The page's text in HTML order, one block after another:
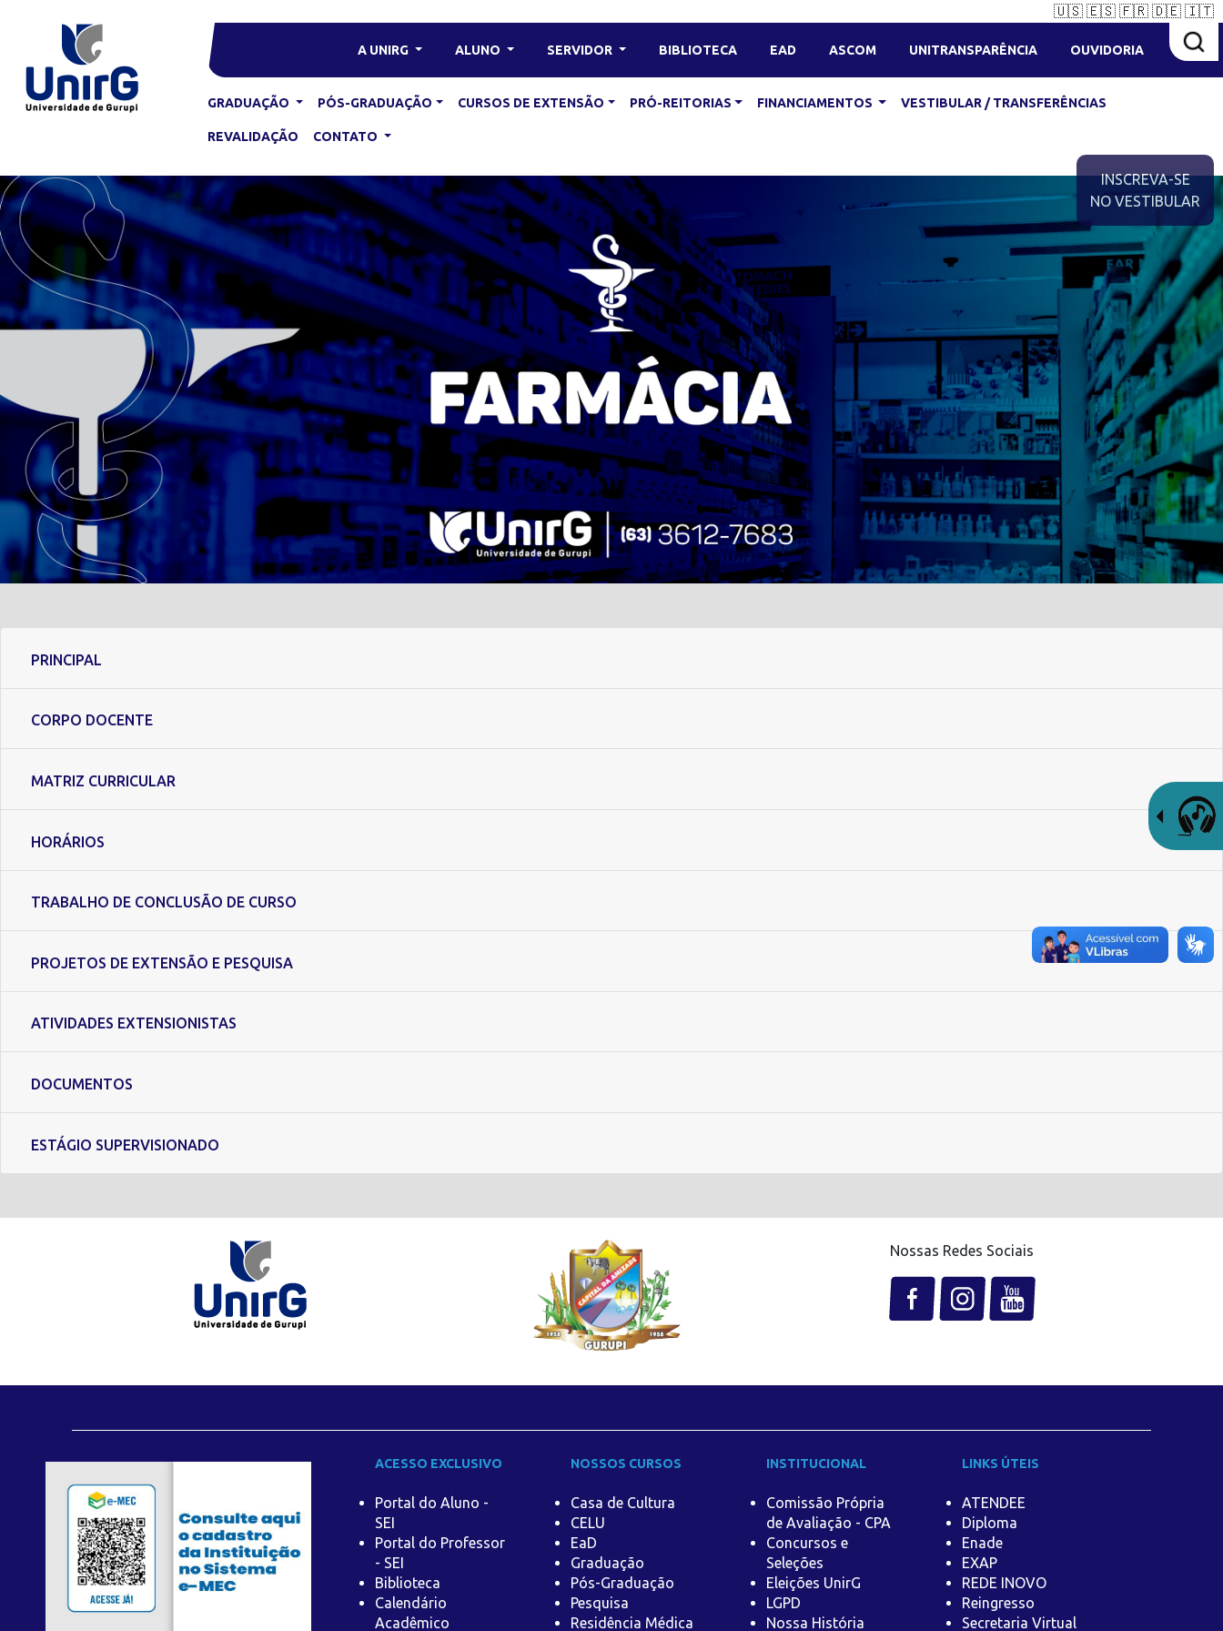
INSCREVA-SE
NO VESTIBULAR
🇺🇸 🇪🇸 🇫🇷 🇩🇪 🇮🇹
A UNIRG ALUNO SERVIDOR BIBLIOTECA EAD ASCOM UNITRANSPARÊNCIA OUVIDORIA
GRADUAÇÃO PÓS-GRADUAÇÃO CURSOS DE EXTENSÃO PRÓ-REITORIAS FINANCIAMENTOS VESTIBULAR / TRANSFERÊNCIAS
REVALIDAÇÃO CONTATO
PRINCIPAL
CORPO DOCENTE
MATRIZ CURRICULAR
HORÁRIOS
TRABALHO DE CONCLUSÃO DE CURSO
PROJETOS DE EXTENSÃO E PESQUISA
ATIVIDADES EXTENSIONISTAS
DOCUMENTOS
ESTÁGIO SUPERVISIONADO
Nossas Redes Sociais
ACESSO EXCLUSIVO
Portal do Aluno -
SEI
Portal do Professor
- SEI
Biblioteca
Calendário
Acadêmico
NOSSOS CURSOS
Casa de Cultura
CELU
EaD
Graduação
Pós-Graduação
Pesquisa
Residência Médica
INSTITUCIONAL
Comissão Própria
de Avaliação - CPA
Concursos e
Seleções
Eleições UnirG
LGPD
Nossa História
LINKS ÚTEIS
ATENDEE
Diploma
Enade
EXAP
REDE INOVO
Reingresso
Secretaria Virtual